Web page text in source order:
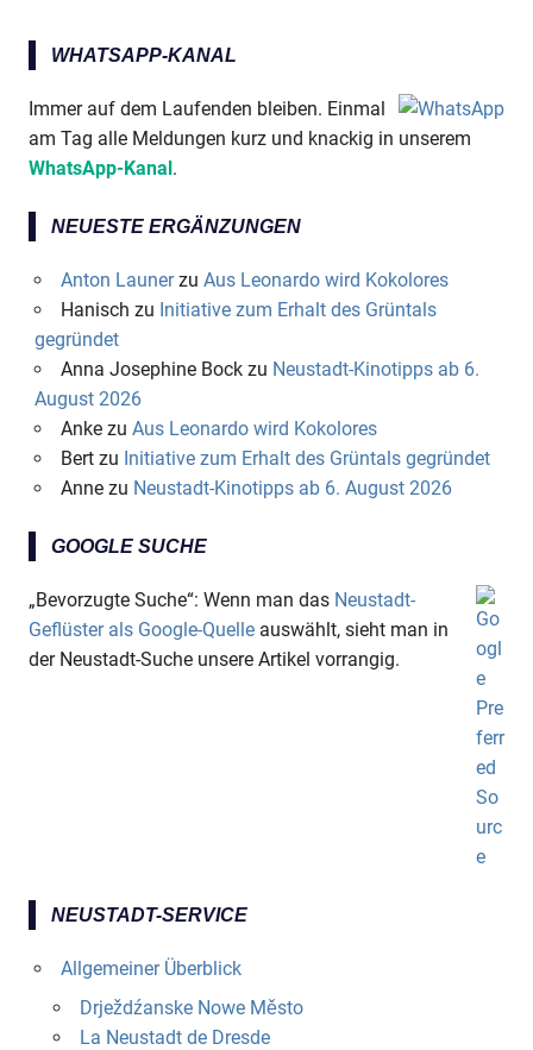
WHATSAPP-KANAL
Immer auf dem Laufenden bleiben. Einmal
am Tag alle Meldungen kurz und knackig in unserem
WhatsApp-Kanal.
NEUESTE ERGÄNZUNGEN
Anton Launerzu Aus Leonardo wird Kokolores
Hanisch zu Initiative zum Erhalt des Grüntals
gegründet
Anna Josephine Bockzu Neustadt-Kinotipps ab 6.
August 2026
Ankezu Aus Leonardo wird Kokolores
Bertzu Initiative zum Erhalt des Grüntals gegründet
Annezu Neustadt-Kinotipps ab 6. August 2026
GOOGLE SUCHE
„Bevorzugte Suche“: Wenn man das Neustadt-
Geflüster als Google-Quelle auswählt, sieht man in
der Neustadt-Suche unsere Artikel vorrangig.
NEUSTADT-SERVICE
Allgemeiner Überblick
Drježdźanske Nowe Město
La Neustadt de Dresde